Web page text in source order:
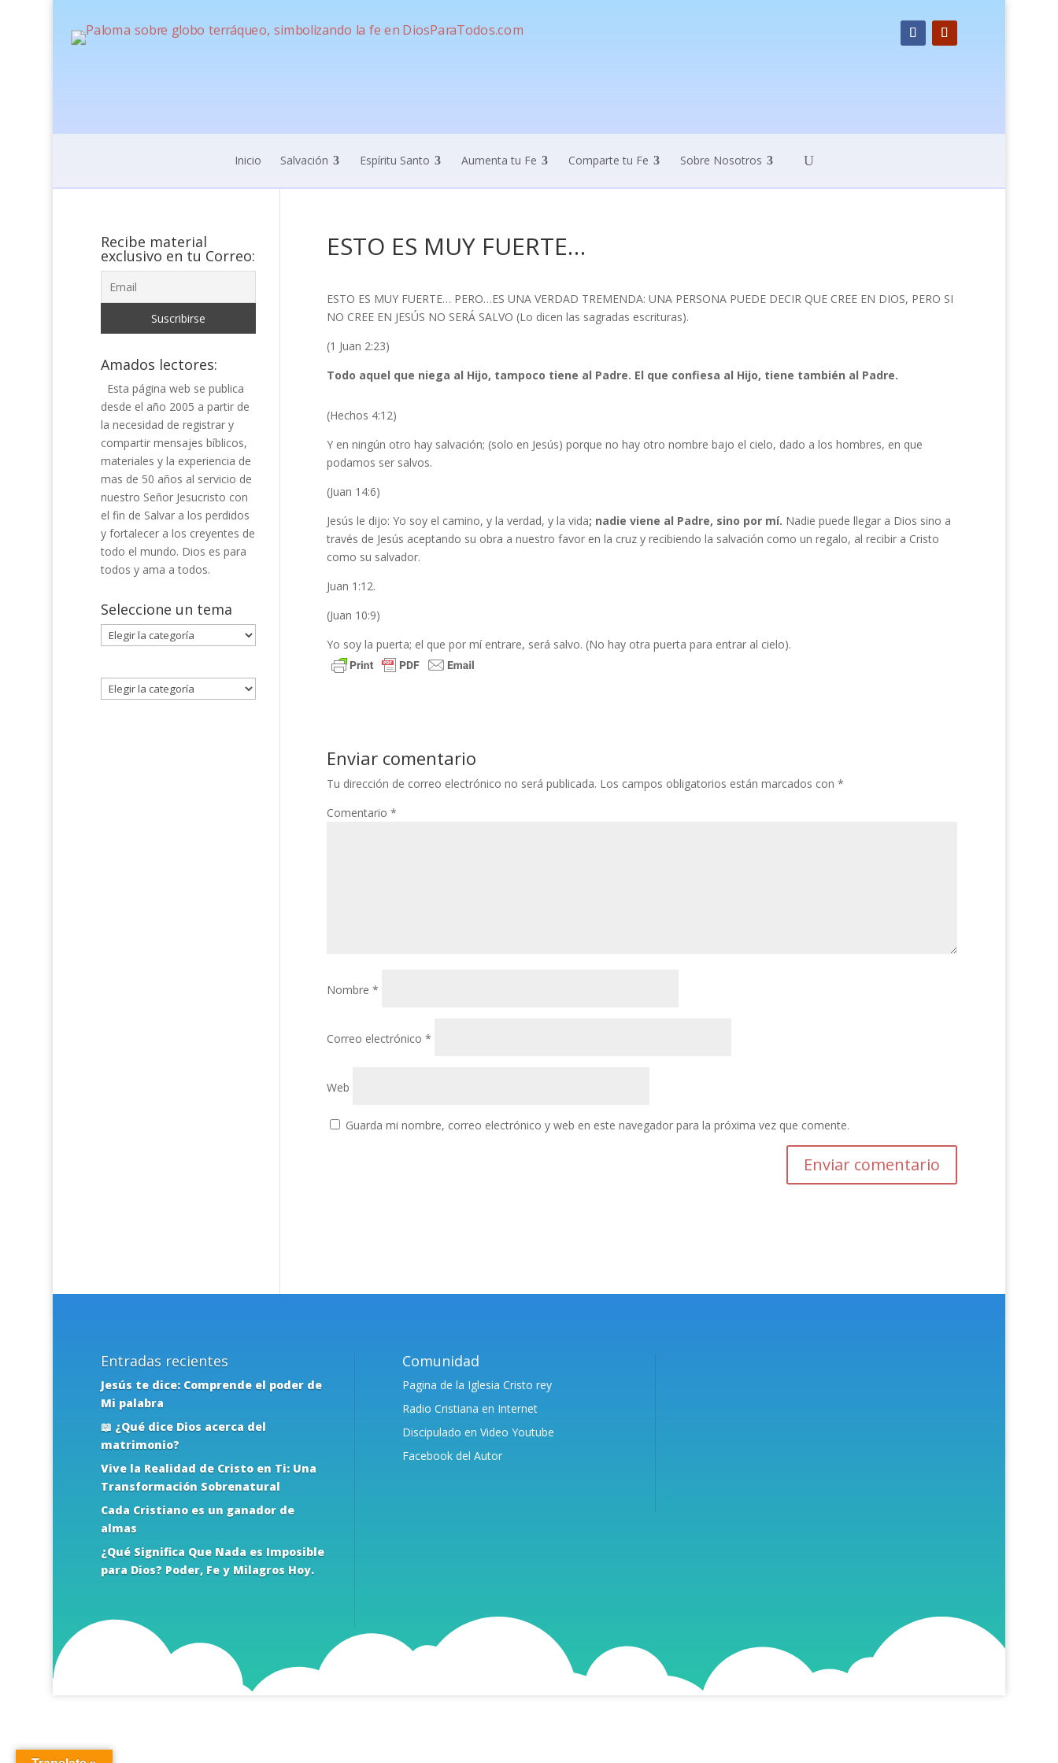
Inicio Salvación Espíritu Santo Aumenta tu Fe Comparte tu Fe Sobre Nosotros
ESTO ES MUY FUERTE…
ESTO ES MUY FUERTE… PERO…ES UNA VERDAD TREMENDA: UNA PERSONA PUEDE DECIR QUE CREE EN DIOS, PERO SI
NO CREE EN JESÚS NO SERÁ SALVO (Lo dicen las sagradas escrituras).
(1 Juan 2:23)
Todo aquel que niega al Hijo, tampoco tiene al Padre. El que confiesa al Hijo, tiene también al Padre.
(Hechos 4:12)
Y en ningún otro hay salvación; (solo en Jesús) porque no hay otro nombre bajo el cielo, dado a los hombres, en que
podamos ser salvos.
(Juan 14:6)
Jesús le dijo: Yo soy el camino, y la verdad, y la vida; nadie viene al Padre, sino por mí. Nadie puede llegar a Dios sino a
través de Jesús aceptando su obra a nuestro favor en la cruz y recibiendo la salvación como un regalo, al recibir a Cristo
como su salvador.
Juan 1:12.
(Juan 10:9)
Yo soy la puerta; el que por mí entrare, será salvo. (No hay otra puerta para entrar al cielo).
Enviar comentario
Tu dirección de correo electrónico no será publicada. Los campos obligatorios están marcados con *
Comentario *
Nombre *
Correo electrónico *
Web
Guarda mi nombre, correo electrónico y web en este navegador para la próxima vez que comente.
Recibe material
exclusivo en tu Correo:
Amados lectores:
Esta página web se publica
desde el año 2005 a partir de
la necesidad de registrar y
compartir mensajes bíblicos,
materiales y la experiencia de
mas de 50 años al servicio de
nuestro Señor Jesucristo con
el fin de Salvar a los perdidos
y fortalecer a los creyentes de
todo el mundo. Dios es para
todos y ama a todos.
Seleccione un tema
Seleccione
un
Entradas recientes
Jesús te dice: Comprende el poder de
Mi palabra
📖 ¿Qué dice Dios acerca del
matrimonio?
Vive la Realidad de Cristo en Ti: Una
Transformación Sobrenatural
Cada Cristiano es un ganador de
almas
¿Qué Significa Que Nada es Imposible
para Dios? Poder, Fe y Milagros Hoy.
Comunidad
Pagina de la Iglesia Cristo rey
Radio Cristiana en Internet
Discipulado en Video Youtube
Facebook del Autor